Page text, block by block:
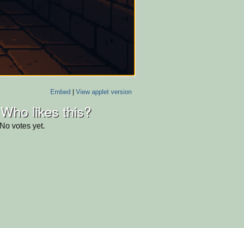
Embed| View applet version
Who likes this?
No votes yet.